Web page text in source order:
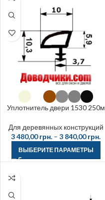
Уплотнитель двери 1530 250м
Для деревянных конструкций
3 480,00грн. – 3 840,00грн.
ВЫБЕРИТЕ ПАРАМЕТРЫ